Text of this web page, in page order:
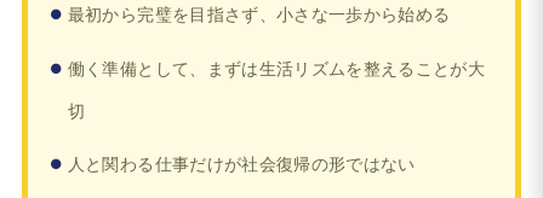
最初から完璧を目指さず、小さな一歩から始める
働く準備として、まずは生活リズムを整えることが大
切
人と関わる仕事だけが社会復帰の形ではない